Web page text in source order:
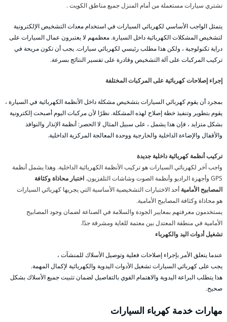
نشتري سيارات مستعملة من أمام المنزل جميع مناطق الكويت .
يتمثل الواجب الأساسي لكهربائي السيارات في استخدام معدات التشخيص الإلكترونية
لتشخيص المشكلات الكهربائية داخل السيارة. معظمهم لا يعتبرون عمال السيارات على
دراية تكنولوجية ، ولكن هذا مطلب رئيسي لكهربائي سيارات. يجب أن تكون مريحة في
تركيب المركبات على آلة التشخيص وقادرة على تفسير النتائج بسرعة.
إجراء إصلاحات كهربائية على المركبات المختلفة
بمجرد أن يقوم كهربائي السيارات بتشخيص مشكلة داخل الأنظمة الكهربائية في السيارة ،
يقوم بتطوير وتنفيذ خطة إصلاح لهذه المشكلة. نظرًا لأن مركبات اليوم أصبحت إلكترونية
بشكل متزايد ، فإن هذا يشمل ، على سبيل المثال لا الحصر: أنظمة الإنذار والنوافذ
والأقفال والإضاءة الداخلية والخارجية ووحدة المعالجة المركزية الداخلية.
تركيب أنظمة كهربائية داخلية جديدة
واجب آخر لكهربائي السيارات هو تركيب الأنظمة الكهربائية الداخلية. وهذا يشمل أنظمة
GPS وأجهزة الراديو وأنظمة الصوت وشاشات التلفزيون.
اختبار محاذاة وكثافة
المصابيح الأمامية أحد الاختبارات التشخيصية الأساسية التي يجريها كهربائي السيارات
هو محاذاة وكثافة المصابيح الأمامية.
يستخدمون معرفتهم بمعايير الجودة والسلامة في الصناعة لضمان وجود المصابيح
الأمامية في منطقة المعتدل بين معتمة للغاية ومشرقة جدًا.
تشغيل أدوات اليد والكهرباء
عندما يتعلق الأمر بإجراء إصلاحات فعلية وتوصيل الأسلاك للمنشآت ،
يجب على كهربائي السيارات تشغيل الأدوات اليدوية والكهربائية لإكمال المهمة.
هذا يتطلب البراعة اليدوية والاهتمام القوي بالتفاصيل لضمان تثبيت جميع الأسلاك بشكل
صحيح.
مهارات خدمة كهرباء السيارات